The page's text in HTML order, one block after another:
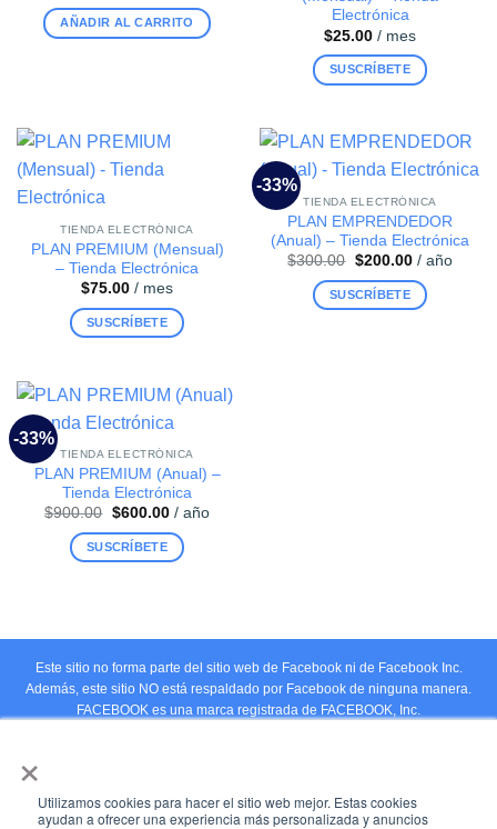
×
Utilizamos cookies para hacer el sitio web mejor. Estas cookies
ayudan a ofrecer una experiencia más personalizada y anuncios
AÑADIR AL CARRITO
Electrónica
$25.00 / mes
SUSCRÍBETE
TIENDA ELECTRÓNICA
PLAN PREMIUM (Mensual)
– Tienda Electrónica
$75.00 / mes
SUSCRÍBETE
-33%
TIENDA ELECTRÓNICA
PLAN EMPRENDEDOR
(Anual) – Tienda Electrónica
$300.00 El
original
era:
$200.00El
actual
es:
/ año
SUSCRÍBETE
-33%
TIENDA ELECTRÓNICA
PLAN PREMIUM (Anual) –
Tienda Electrónica
$900.00 El
original
era:
$600.00El
actual
es:
/ año
SUSCRÍBETE
Este sitio no forma parte del sitio web de Facebook ni de Facebook Inc.
Además, este sitio NO está respaldado por Facebook de ninguna manera.
FACEBOOK es una marca registrada de FACEBOOK, Inc.
BLOG
TÉRMINOS Y CONDICIONES DE USO
POLÍTICA DE PRIVACIDAD
CONTÁCTANOS